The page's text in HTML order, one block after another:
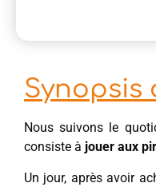
Synopsis
Nous suivons le
consiste à jouer aux
Un jour, après avoir